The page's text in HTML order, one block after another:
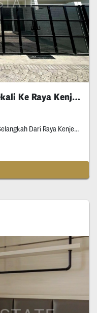
Rumah 1,1M Nego Dekat Sekali Ke Raya Kenjeran
Setro Timur,Kenjeran,Surabaya Timur -Selangkah Dari Raya Kenjeran (No Blusuk Blusuk) -Ready Empat Unit Jejer -Hadap Barat -Row Jalan Dua Mobil -Depan Rumah Tidak Ada Tetangga (Depan Rumah